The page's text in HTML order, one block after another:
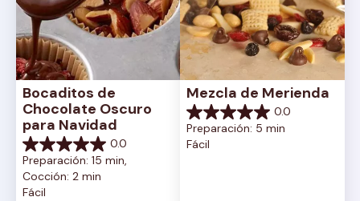
Bocaditos de
Chocolate Oscuro
para Navidad
0.0
0.0
de
5
estrellas.
Preparación: 15 min,
Cocción: 2 min
Fácil
Mezcla de Merienda
0.0
0.0
de
5
Preparación: 5 min
Fácil